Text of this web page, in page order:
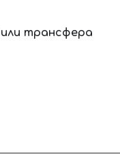
трансфера